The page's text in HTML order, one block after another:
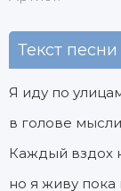
Текст песни
Я иду по
в голове
Каждый вздох
но я живу пока